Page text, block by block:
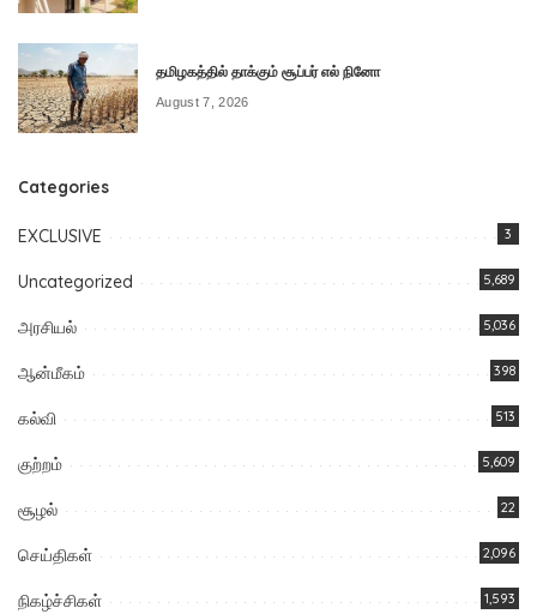
தமிழகத்தில் தாக்கும் சூப்பர் எல் நினோ
August 7, 2026
Categories
EXCLUSIVE 3
Uncategorized 5,689
அரசியல் 5,036
ஆன்மீகம் 398
கல்வி 513
குற்றம் 5,609
சூழல் 22
செய்திகள் 2,096
நிகழ்ச்சிகள் 1,593